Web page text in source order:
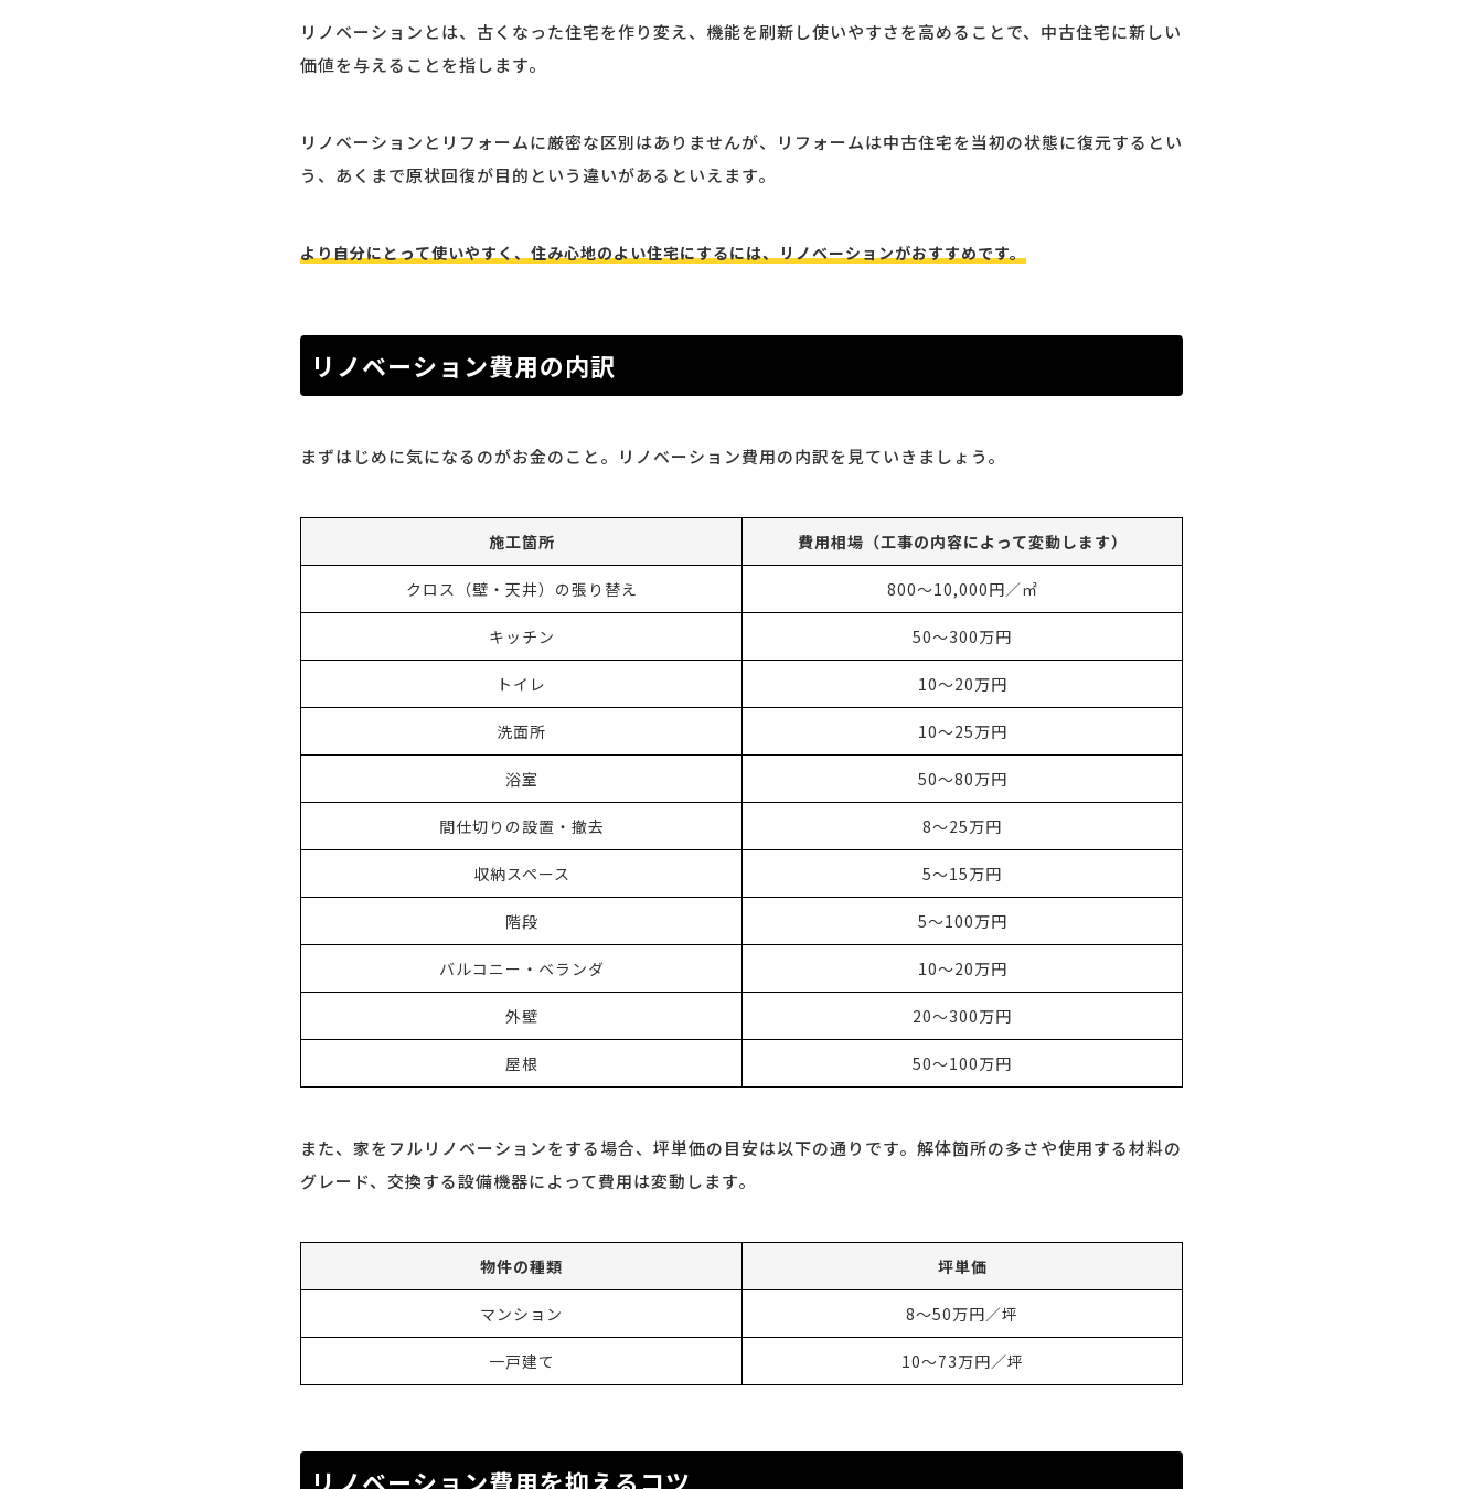
リノベーションとは、古くなった住宅を作り変え、機能を刷新し使いやすさを高めることで、中古住宅に新しい
価値を与えることを指します。
リノベーションとリフォームに厳密な区別はありませんが、リフォームは中古住宅を当初の状態に復元するとい
う、あくまで原状回復が目的という違いがあるといえます。
より自分にとって使いやすく、住み心地のよい住宅にするには、リノベーションがおすすめです。
リノベーション費用の内訳
まずはじめに気になるのがお金のこと。リノベーション費用の内訳を見ていきましょう。
施工箇所 費用相場（工事の内容によって変動します）
クロス（壁・天井）の張り替え 800〜10,000円／㎡
キッチン 50〜300万円
トイレ 10〜20万円
洗面所 10〜25万円
浴室 50〜80万円
間仕切りの設置・撤去 8〜25万円
収納スペース 5〜15万円
階段 5〜100万円
バルコニー・ベランダ 10〜20万円
外壁 20〜300万円
屋根 50〜100万円
また、家をフルリノベーションをする場合、坪単価の目安は以下の通りです。解体箇所の多さや使用する材料の
グレード、交換する設備機器によって費用は変動します。
物件の種類 坪単価
マンション 8〜50万円／坪
一戸建て 10〜73万円／坪
リノベーション費用を抑えるコツ